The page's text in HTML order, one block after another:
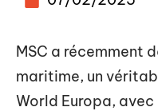
MSC a récemment
maritime, un
World Europa,